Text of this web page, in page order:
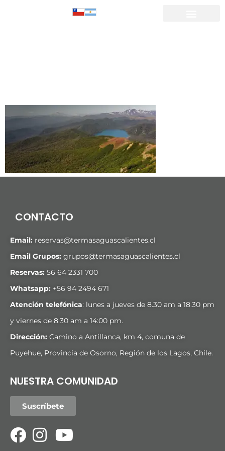
CONTACTO
Email: reservas@termasaguascalientes.cl
Email Grupos: grupos@termasaguascalientes.cl
Reservas: 56 64 2331 700
Whatsapp: +56 94 2494 671
Atención telefónica: lunes a jueves de 8.30 am a 18.30 pm
y viernes de 8.30 am a 14:00 pm.
Dirección: Camino a Antillanca, km 4, comuna de
Puyehue, Provincia de Osorno, Región de los Lagos, Chile.
NUESTRA COMUNIDAD
Suscríbete